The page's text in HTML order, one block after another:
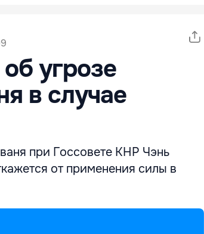
угрозе
в случае
при Госсовете КНР Чэнь
от применения силы в